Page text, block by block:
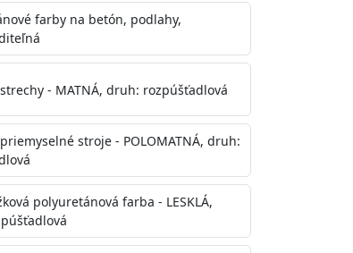
náteru. Naneste jednu
minimálne 3-
vyššou vlhkosťou a nižšou
farby na betón, podlahy,
- MATNÁ, druh: rozpúšťadlová
stroje - POLOMATNÁ, druh:
polyuretánová farba - LESKLÁ,